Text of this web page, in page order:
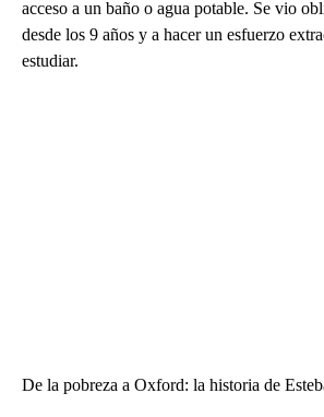
acceso a un baño o agua potable. Se vio
desde los 9 años y a hacer un esfuerzo
estudiar.
De la pobreza a Oxford: la historia de